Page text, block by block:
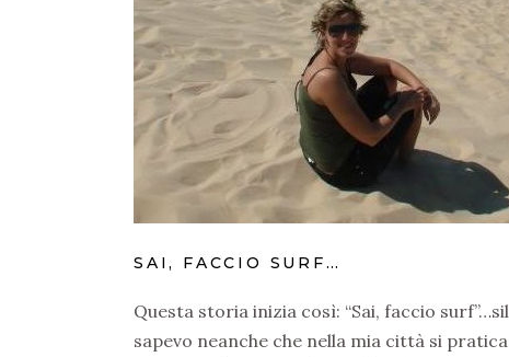
SAI, FACCIO SURF…
Questa storia inizia così: “Sai, faccio
sapevo neanche che nella mia città si